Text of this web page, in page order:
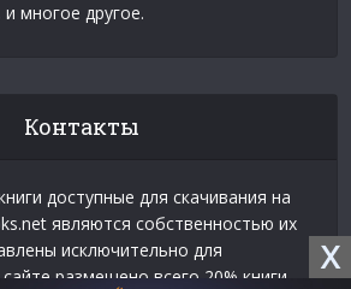
X
многое другое.
Контакты
доступные для скачивания на
являются собственностью их
исключительно для
размещено всего 20% книги